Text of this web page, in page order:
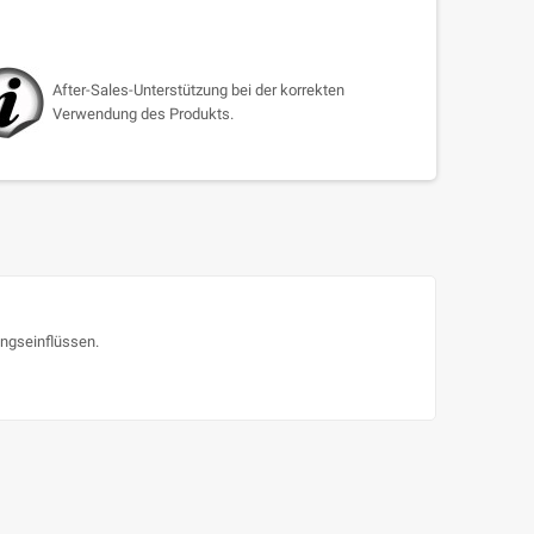
After-Sales-Unterstützung bei der korrekten
Verwendung des Produkts.